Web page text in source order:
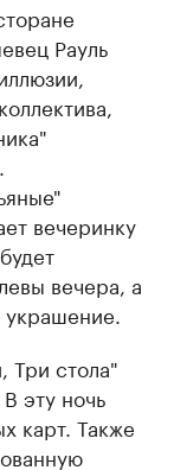
Рауль
вечеринку
вечера, а
Три стола"
эту ночь
карт. Также